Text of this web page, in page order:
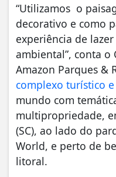
“Utilizamos o
decorativo e como
experiência de
ambiental”, conta o
Amazon Parques &
complexo turístico
mundo com
multipropriedade,
(SC), ao lado do
World, e perto de
litoral.